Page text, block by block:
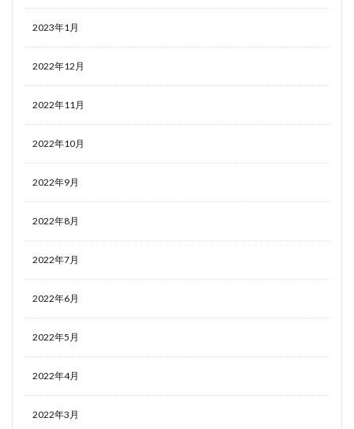
2023年1月
2022年12月
2022年11月
2022年10月
2022年9月
2022年8月
2022年7月
2022年6月
2022年5月
2022年4月
2022年3月